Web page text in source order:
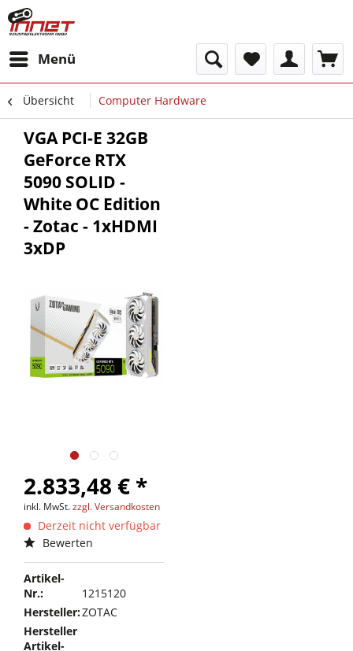
Menü
Übersicht Computer Hardware
VGA PCI-E 32GB
GeForce RTX
5090 SOLID -
White OC Edition
- Zotac - 1xHDMI
3xDP
2.833,48 € *
inkl. MwSt.zzgl. Versandkosten
Derzeit nicht verfügbar
Bewerten
Artikel-
Nr.:
1215120
Hersteller:ZOTAC
Hersteller
Artikel-